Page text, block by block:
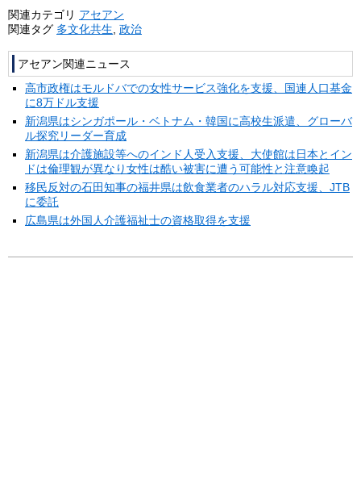
関連カテゴリ アセアン
関連タグ 多文化共生 政治
アセアン関連ニュース
高市政権はモルドバでの女性サービス強化を支援、国連人口基金
に8万ドル支援
新潟県はシンガポール・ベトナム・韓国に高校生派遣、グローバ
ル探究リーダー育成
新潟県は介護施設等へのインド人受入支援、大使館は日本とイン
ドは倫理観が異なり女性は酷い被害に遭う可能性と注意喚起
移民反対の石田知事の福井県は飲食業者のハラル対応支援、JTB
に委託
広島県は外国人介護福祉士の資格取得を支援